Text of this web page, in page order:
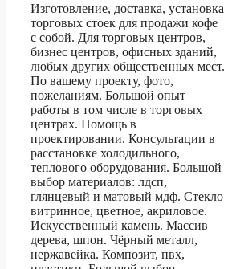
Изготовление, доставка, установка
торговых стоек для продажи кофе
с собой. Для торговых центров,
бизнес центров, офисных зданий,
любых других общественных мест.
По вашему проекту, фото,
пожеланиям. Большой опыт
работы в том числе в торговых
центрах. Помощь в
проектировании. Консультации в
расстановке холодильного,
теплового оборудования. Большой
выбор материалов: лдсп,
глянцевый и матовый мдф. Стекло
витринное, цветное, акриловое.
Искусственный камень. Массив
дерева, шпон. Чёрный металл,
нержавейка. Композит, пвх,